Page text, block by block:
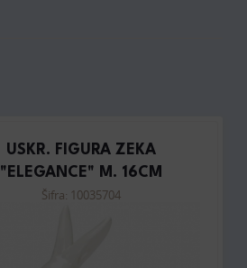
USKR. FIGURA ZEKA
"ELEGANCE" M. 16CM
Šifra: 10035704